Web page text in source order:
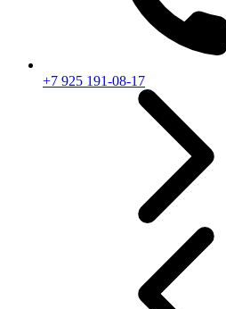
+7 925 191-08-17